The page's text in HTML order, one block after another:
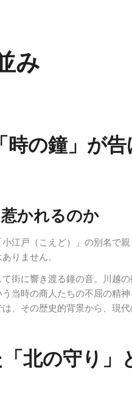
み
時の鐘」が
かれるのか
江戸（こえど）」の別名で親
りません。
街に響き渡る鐘の音。川越
当時の商人たちの不屈の精神
、その歴史的背景から、現代
北の守り」